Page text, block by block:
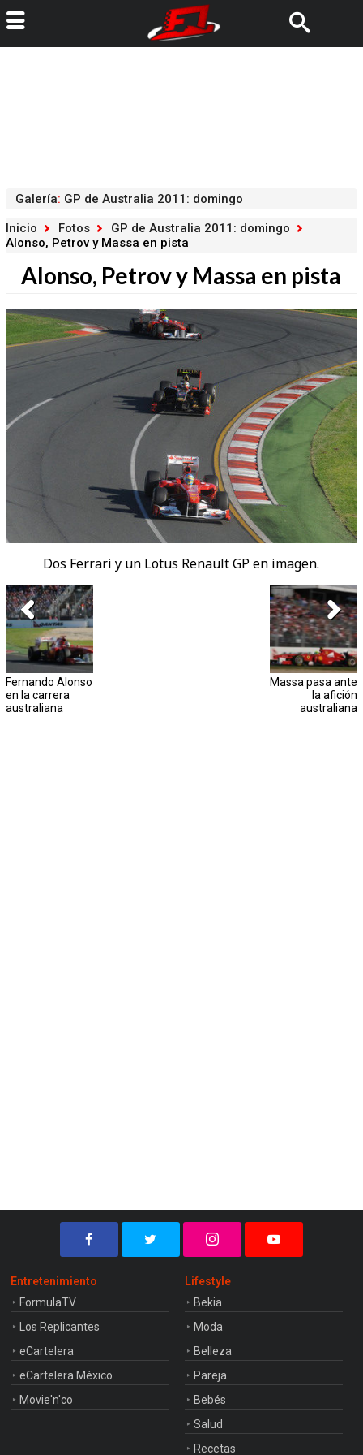
Galería: GP de Australia 2011: domingo
Inicio
Fotos
GP de Australia 2011: domingo
Alonso, Petrov y Massa en pista
Alonso, Petrov y Massa en pista
Dos Ferrari y un Lotus Renault GP en imagen.
Fernando Alonso
en la carrera
australiana
Massa pasa ante
la afición
australiana
Entretenimiento
FormulaTV
Los Replicantes
eCartelera
eCartelera México
Movie'n'co
Lifestyle
Bekia
Moda
Belleza
Pareja
Bebés
Salud
Recetas